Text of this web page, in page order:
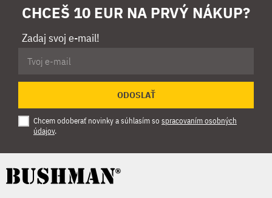
CHCEŠ 10 EUR NA PRVÝ NÁKUP?
Zadaj svoj e-mail!
ODOSLAŤ
Chcem odoberať novinky a súhlasím so spracovaním osobných
údajov.